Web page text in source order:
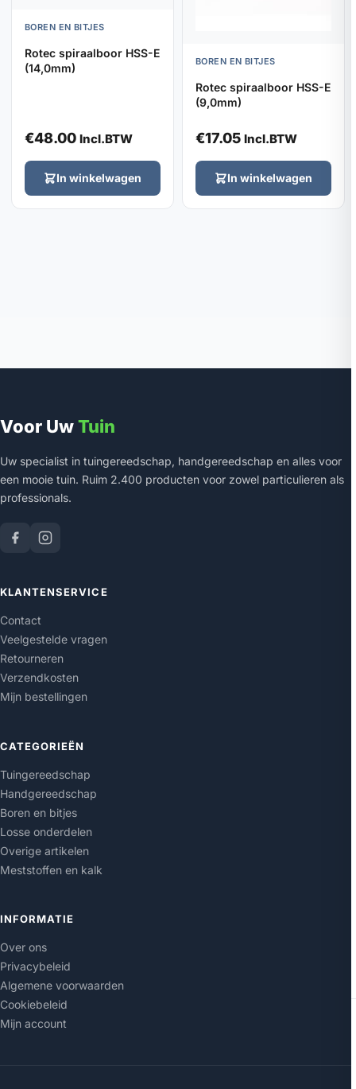
BOREN EN BITJES
Rotec spiraalboor HSS-E
(14,0mm)
€48.00 Incl.BTW
In winkelwagen
BOREN EN BITJES
Rotec spiraalboor HSS-E
(9,0mm)
€17.05 Incl.BTW
In winkelwagen
Voor UwTuin
Uw specialist in tuingereedschap, handgereedschap en alles voor
een mooie tuin. Ruim 2.400 producten voor zowel particulieren als
professionals.
KLANTENSERVICE
Contact
Veelgestelde vragen
Retourneren
Verzendkosten
Mijn bestellingen
CATEGORIEËN
Tuingereedschap
Handgereedschap
Boren en bitjes
Losse onderdelen
Overige artikelen
Meststoffen en kalk
INFORMATIE
Over ons
Privacybeleid
Algemene voorwaarden
Cookiebeleid
Mijn account